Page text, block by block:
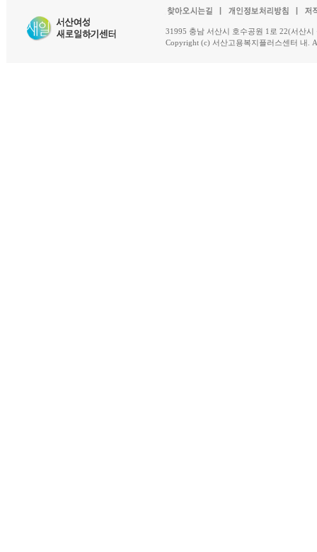
31995 충남 서산시 호수공원 1로 22(서산
Copyright (c) 서산고용복지플러스센터 내.